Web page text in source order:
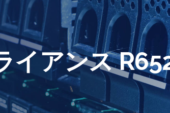
イアンス